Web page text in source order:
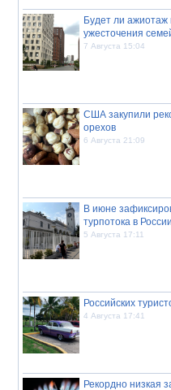
Будет ли ажиотаж
ужесточения
7 Августа 15:04
США закупили
орехов
6 Августа 21:09
В июне
турпотока в России
5 Августа 17:11
Российских
4 Августа 17:41
Рекордно низкая